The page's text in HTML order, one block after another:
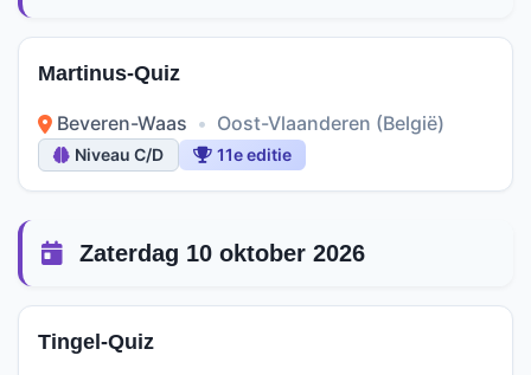
Martinus-Quiz
Beveren-Waas • Oost-Vlaanderen (België)
Niveau C/D 11e editie
Zaterdag 10 oktober 2026
Tingel-Quiz